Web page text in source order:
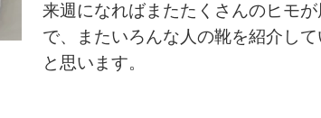
来週になればまたたくさんのヒモ
で、またいろんな人の靴を紹介し
と思います。